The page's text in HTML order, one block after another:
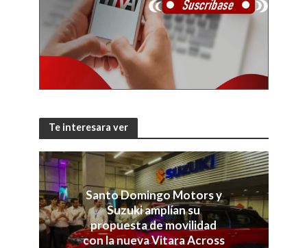
Te interesara ver
Santo Domingo Motors y
Suzuki amplían su
propuesta de movilidad
con la nueva Vitara Across